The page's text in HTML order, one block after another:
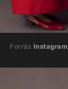
Forrás